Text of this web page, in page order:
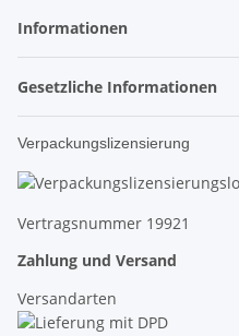
Informationen
Gesetzliche Informationen
Verpackungslizensierung
Vertragsnummer 19921
Zahlung und Versand
Versandarten